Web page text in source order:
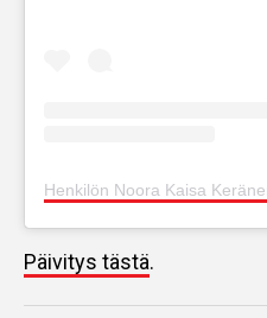
Päivitys tästä.